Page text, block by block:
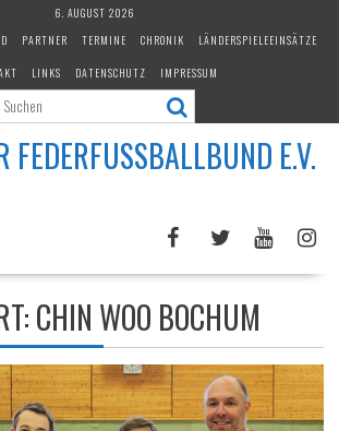
6. AUGUST 2026
PARTNER TERMINE CHRONIK
LÄNDERSPIELEEINSÄTZE
LINKS DATENSCHUTZ IMPRESSUM
FEDERFUSSBALLBUND E.V.
CHIN WOO BOCHUM